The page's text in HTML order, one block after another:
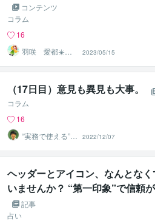
コンテンツ
コラム
16
羽咲 愛都☀️ハ
サキ アイト☀️
2023/05/15
（17日目）意見も異見も大事。
コラム
16
“実務で使える”改
善パートナー／
かめきち
2022/12/07
ヘッダーとアイコン、なんとな
いませんか？ “第一印象”で信頼
由 記事
占い